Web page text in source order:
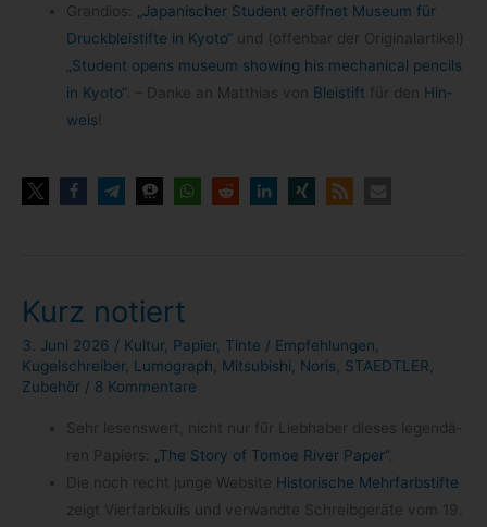
Gran­dios:
„Japa­ni­scher Stu­dent eröff­net Museum für
Druck­blei­stifte in Kyoto“ und (offen­bar der Ori­gi­nal­ar­ti­kel)
„Stu­dent opens museum show­ing his mecha­ni­cal pen­cils
in Kyoto“. – Danke an Mat­thias von Blei­stift für den Hin­
weis
Kurz notiert
3. Juni 2026 / Kultur Papier Tinte / Empfehlungen
Kugelschreiber Lumograph Mitsubishi Noris STAEDTLER
Zubehör / 8 Kommentare
Sehr lesens­wert, nicht nur für Lieb­ha­ber die­ses legen­dä­
ren Papiers: „The Story of Tomoe River Paper“.
Die noch recht junge Web­site His­to­ri­sche Mehr­farb­stifte
zeigt Vier­farb­ku­lis und ver­wandte Schreib­ge­räte vom 19.